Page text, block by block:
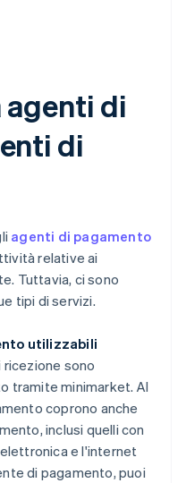
di
di
agenti di pagamento
relative ai
Tuttavia, ci sono
tipi di servizi.
utilizzabili
sono
tramite minimarket. Al
coprono anche
inclusi quelli con
e l'internet
di pagamento, puoi